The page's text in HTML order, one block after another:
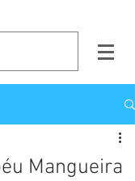
Mangueira